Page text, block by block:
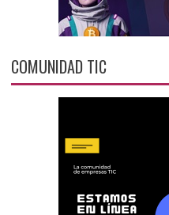
COMUNIDAD TIC